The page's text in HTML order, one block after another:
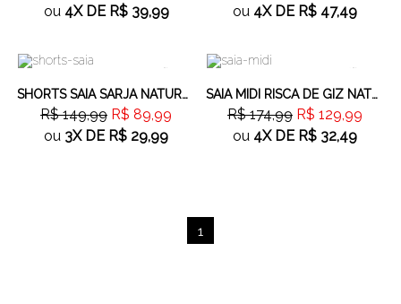
ou 4XDE R$ 39,99
ou 4XDE R$ 47,49
40%
SHORTS SAIA SARJA NATURAL
R$ 149,99 R$ 89,99
ou 3XDE R$ 29,99
25%
SAIA MIDI RISCA DE GIZ NATURAL LINHO MISTO
R$ 174,99 R$ 129,99
ou 4XDE R$ 32,49
1